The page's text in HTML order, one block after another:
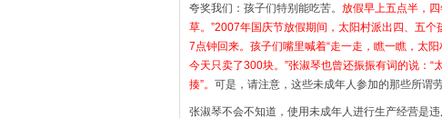
夸奖我们：孩子们特别能吃苦。 放假早上五点半，
草。”2007年国庆节放假期间，太阳村派出四、五
7点钟回来。孩子们嘴里喊着“走一走，瞧一瞧，太
今天只卖了300块。”张淑琴也曾还振振有词的说：
揍”。 可是，请注意，这些未成年人参加的那些所谓
张淑琴不会不知道，使用未成年人进行生产经营是